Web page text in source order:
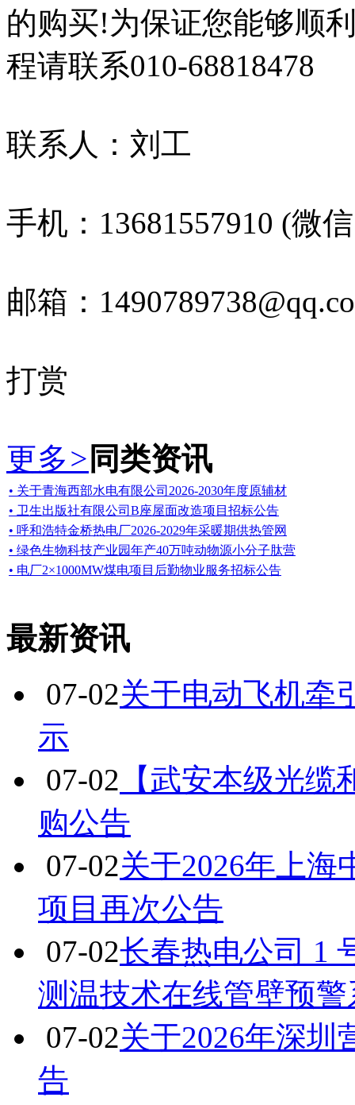
的购买!为保证您能够顺
程请联系010-68818478
联系人：刘工
手机：13681557910 (微
邮箱：
打赏
更多> 同类资讯
• 关于青海西部水电有限公司2026-2030年度原辅材
• 卫生出版社有限公司B座屋面改造项目招标公告
• 呼和浩特金桥热电厂2026-2029年采暖期供热管网
• 绿色生物科技产业园年产40万吨动物源小分子肽营
• 电厂2×1000MW煤电项目后勤物业服务招标公告
最新资讯
07-02关于电动飞机牵
示
07-02 【武安本级光
购公告
07-02关于2026年上海
项目再次公告
07-02长春热电公司 1
测温技术在线管壁预
07-02关于2026年深圳
告